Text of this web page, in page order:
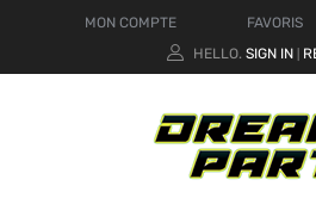
MON COMPTE FAVORIS
HELLO. SIGN IN